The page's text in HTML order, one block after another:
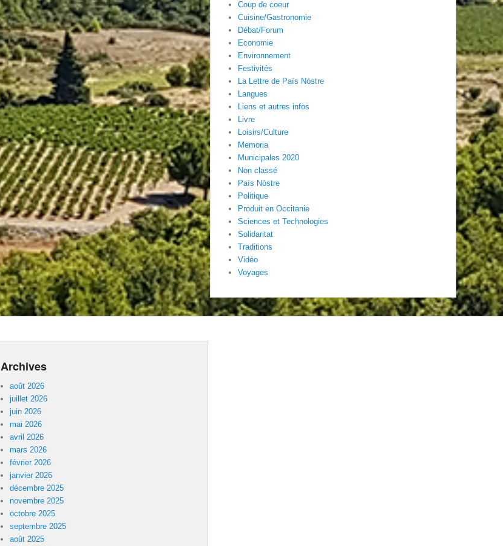
Coup de coeur
Cuisine/Gastronomie
Débat/Forum
Economie
Environnement
Festivités
La Lettre de País Nòstre
Langues
Liens et autres infos
Livre
Loisirs/Culture
Memoria
Municipales 2020
Non classé
País Nòstre
Politique
Produit en Occitanie
Sciences et Technologies
Solidaritat
Traditions
Vidéo
Voyages
Archives
août 2026
juillet 2026
juin 2026
mai 2026
avril 2026
mars 2026
février 2026
janvier 2026
décembre 2025
novembre 2025
octobre 2025
septembre 2025
août 2025